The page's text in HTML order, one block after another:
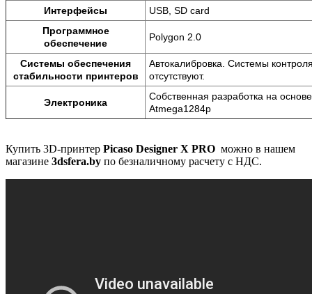
Интерфейсы
USB, SD card
Программное
обеспечение
Polygon 2.0
Системы обеспечения
стабильности принтеров
Автокалибровка. Системы
отсутствуют.
Электроника
Собственная разработка на основе
Atmega1284p
Купить 3D-принтер Picaso Designer X PRO можно в нашем
магазине 3dsfera.by по безналичному расчету с НДС.